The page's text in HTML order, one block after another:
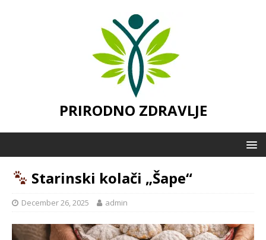
PRIRODNO ZDRAVLJE
Starinski kolači „Šape“
December 26, 2025 admin